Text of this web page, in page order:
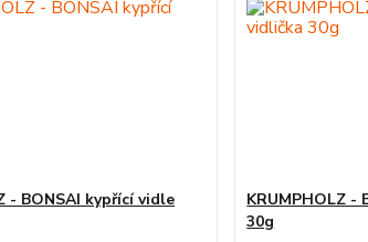
- BONSAI kypřící vidle
KRUMPHOLZ -
30g